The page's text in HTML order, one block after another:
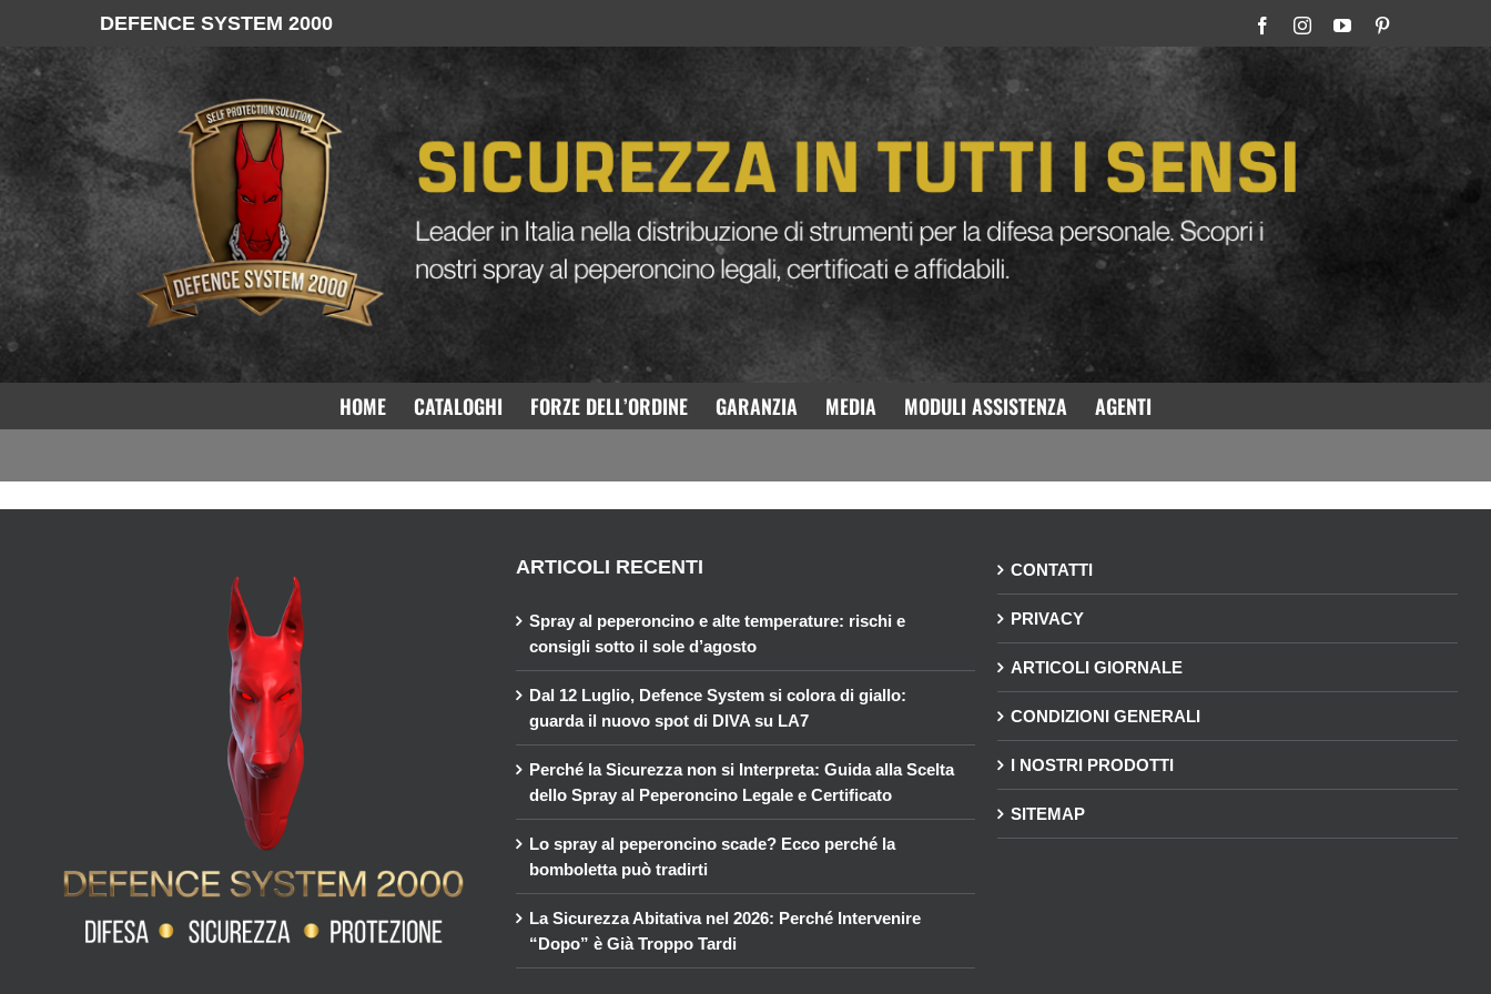
DEFENCE SYSTEM 2000
HOME CATALOGHI FORZE DELL’ORDINE GARANZIA MEDIA MODULI ASSISTENZA AGENTI
CATALOGO KALASHNIKOV SPRAY
SCARICA
ARTICOLI RECENTI
Spray al peperoncino e alte temperature: rischi e
consigli sotto il sole d’agosto
Dal 12 Luglio, Defence System si colora di giallo:
guarda il nuovo spot di DIVA su LA7
Perché la Sicurezza non si Interpreta: Guida alla Scelta
dello Spray al Peperoncino Legale e Certificato
Lo spray al peperoncino scade? Ecco perché la
bomboletta può tradirti
La Sicurezza Abitativa nel 2026: Perché Intervenire
“Dopo” è Già Troppo Tardi
CONTATTI
PRIVACY
ARTICOLI GIORNALE
CONDIZIONI GENERALI
I NOSTRI PRODOTTI
SITEMAP